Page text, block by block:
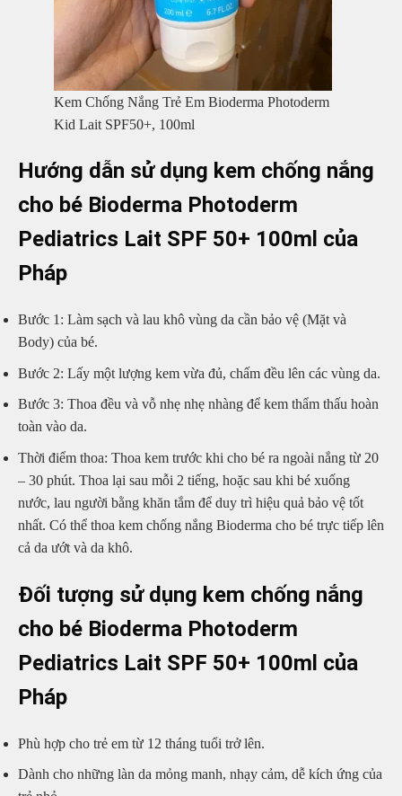
Kem Chống Nắng Trẻ Em Bioderma Photoderm
Kid Lait SPF50+, 100ml
Hướng dẫn sử dụng kem chống nắng
cho bé Bioderma Photoderm
Pediatrics Lait SPF 50+ 100ml của
Pháp
Bước 1: Làm sạch và lau khô vùng da cần bảo vệ (Mặt và
Body) của bé.
Bước 2: Lấy một lượng kem vừa đủ, chấm đều lên các vùng da.
Bước 3: Thoa đều và vỗ nhẹ nhẹ nhàng để kem thẩm thấu hoàn
toàn vào da.
Thời điểm thoa: Thoa kem trước khi cho bé ra ngoài nắng từ 20
– 30 phút. Thoa lại sau mỗi 2 tiếng, hoặc sau khi bé xuống
nước, lau người bằng khăn tắm để duy trì hiệu quả bảo vệ tốt
nhất. Có thể thoa kem chống nắng Bioderma cho bé trực tiếp lên
cả da ướt và da khô.
Đối tượng sử dụng kem chống nắng
cho bé Bioderma Photoderm
Pediatrics Lait SPF 50+ 100ml của
Pháp
Phù hợp cho trẻ em từ 12 tháng tuổi trở lên.
Dành cho những làn da mỏng manh, nhạy cảm, dễ kích ứng của